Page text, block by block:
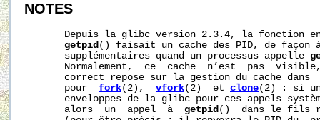
NOTES
Depuis la glibc version 2.3.4, la fonction
getpid() faisait un cache des PID, de façon
       supplémentaires quand un processus appelle
Normalement,  ce  cache  n’est  pas
correct repose sur la gestion du cache dans
       pour
fork(2), vfork(2)  et clone(2) : si
enveloppes de la glibc pour ces appels
       alors  un  appel  à
getpid()  dans le fils